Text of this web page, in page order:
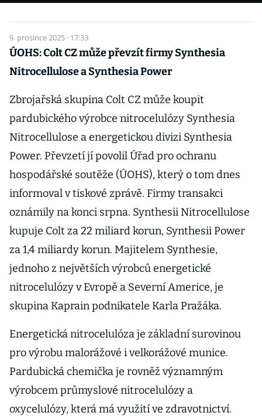
9. prosince 2025 · 17:33
ÚOHS: Colt CZ může převzít firmy Synthesia
Nitrocellulose a Synthesia Power
Zbrojařská skupina Colt CZ může koupit
pardubického výrobce nitrocelulózy Synthesia
Nitrocellulose a energetickou divizi Synthesia
Power. Převzetí jí povolil Úřad pro ochranu
hospodářské soutěže (ÚOHS), který o tom dnes
informoval v tiskové zprávě. Firmy transakci
oznámily na konci srpna. Synthesii Nitrocellulose
kupuje Colt za 22 miliard korun, Synthesii Power
za 1,4 miliardy korun. Majitelem Synthesie,
jednoho z největších výrobců energetické
nitrocelulózy v Evropě a Severní Americe, je
skupina Kaprain podnikatele Karla Pražáka.
Energetická nitrocelulóza je základní surovinou
pro výrobu malorážové i velkorážové munice.
Pardubická chemička je rovněž významným
výrobcem průmyslové nitrocelulózy a
oxycelulózy, která má využití ve zdravotnictví.